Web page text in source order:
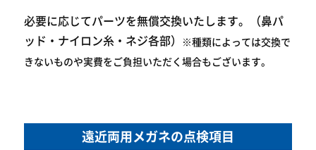
必要に応じてパーツを無償交換いたします。（鼻パ
ッド・ナイロン糸・ネジ各部）
※種類によっては交換で
きないものや実費をご負担いただく場合もございます。
遠近両用メガネの点検項目